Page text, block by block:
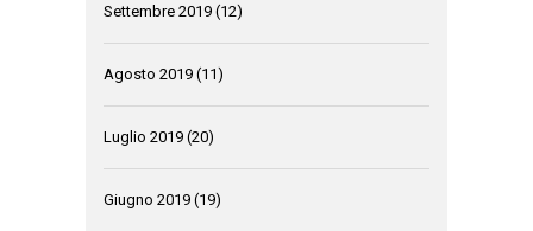
Settembre 2019 (12)
Agosto 2019 (11)
Luglio 2019 (20)
Giugno 2019 (19)